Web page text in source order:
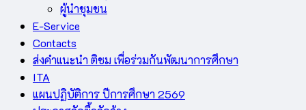
ผู้นำชุมชน
E-Service
Contacts
ส่งคำแนะนำ ติชม เพื่อร่วมกันพัฒนาการศึกษา
ITA
แผนปฏิบัติการ ปีการศึกษา 2569